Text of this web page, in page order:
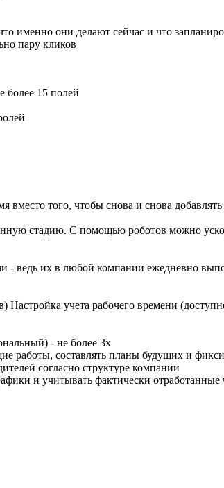
именно они делают сейчас и что
пару кликов
более 15 полей
того, чтобы снова и снова
стадию. С помощью роботов можно
- ведь их в любой компании ежедневно
учета рабочего времени
- не более 3х
работы, составлять планы будущих и
согласно структуре компании
и учитывать фактически отработанные